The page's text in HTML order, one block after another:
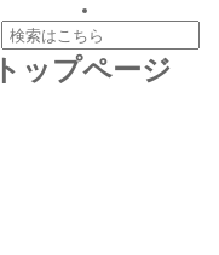
ップページ